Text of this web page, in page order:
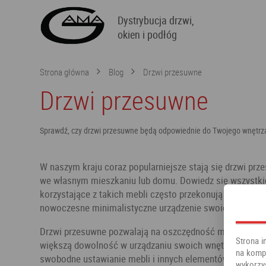
Dystrybucja drzwi,
okien i podłóg
Strona główna Blog Drzwi przesuwne
Drzwi przesuwne
Sprawdź, czy drzwi przesuwne będą odpowiednie do Twojego
W naszym kraju coraz popularniejsze stają się drzwi
we własnym mieszkaniu lub domu. Dowiedz się
korzystające z takich mebli często przekonują się do
nowoczesne minimalistyczne urządzenie swoich
Drzwi przesuwne pozwalają na oszczędność miejsca,
większą dowolność w urządzaniu swoich wnętrz, gdyż
swobodne ustawianie mebli i innych elementów
Strona
na